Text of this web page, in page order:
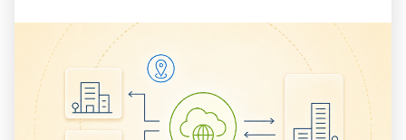
y)가 붙어있으며 이 둘 사이에 IPSec 프로토콜을 이용해
터널링을 만들어 줘 인터넷을 통해서 상호 간 통신이 가능
하게 해주는 원리입니다.